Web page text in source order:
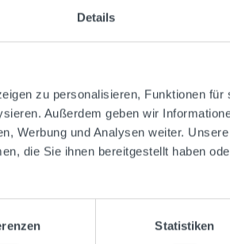
Details
zu personalisieren, Funktionen
Außerdem geben wir
Werbung und Analysen weiter.
die Sie ihnen bereitgestellt haben
Statistiken